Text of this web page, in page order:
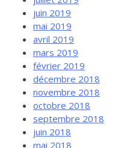
juin 2019
mai 2019
avril 2019
mars 2019
février 2019
décembre 2018
novembre 2018
octobre 2018
septembre 2018
juin 2018
mai 2018